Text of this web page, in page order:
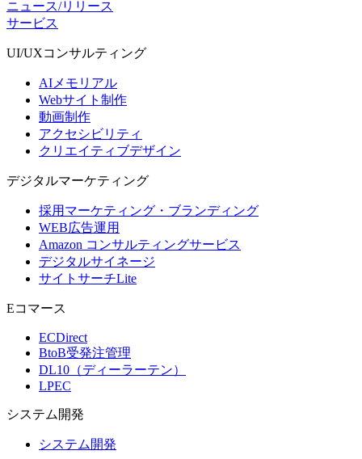
ニュース/リリース
サービス
UI/UXコンサルティング
AIメモリアル
Webサイト制作
動画制作
アクセシビリティ
クリエイティブデザイン
デジタルマーケティング
採用マーケティング・ブランディング
WEB広告運用
Amazon コンサルティングサービス
デジタルサイネージ
サイトサーチLite
Eコマース
ECDirect
BtoB受発注管理
DL10（ディーラーテン）
LPEC
システム 開発
システム開発